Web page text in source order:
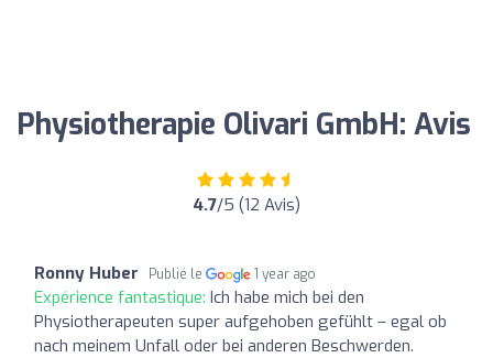
Physiotherapie Olivari GmbH: Avis
4.7/5 (12 Avis)
Ronny Huber Publié le 1 year ago
Expérience fantastique: Ich habe mich bei den
Physiotherapeuten super aufgehoben gefühlt – egal ob
nach meinem Unfall oder bei anderen Beschwerden.